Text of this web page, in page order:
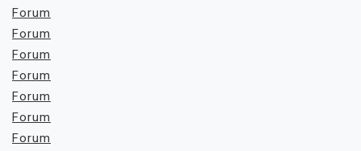
Forum
Forum
Forum
Forum
Forum
Forum
Forum